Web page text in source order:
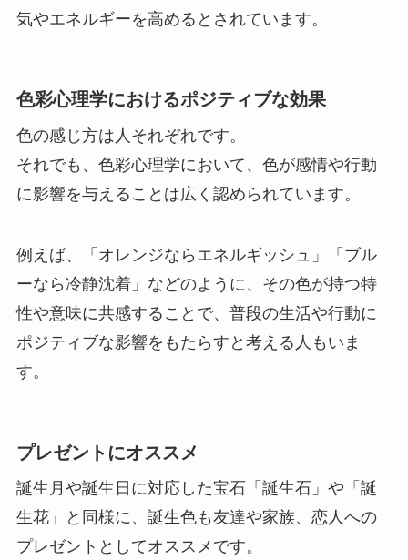
気やエネルギーを高めるとされています。
色彩心理学におけるポジティブな効果
色の感じ方は人それぞれです。
それでも、色彩心理学において、色が感情や行動
に影響を与えることは広く認められています。
例えば、「オレンジならエネルギッシュ」「ブル
ーなら冷静沈着」などのように、その色が持つ特
性や意味に共感することで、普段の生活や行動に
ポジティブな影響をもたらすと考える人もいま
す。
プレゼントにオススメ
誕生月や誕生日に対応した宝石「誕生石」や「誕
生花」と同様に、誕生色も友達や家族、恋人への
プレゼントとしてオススメです。